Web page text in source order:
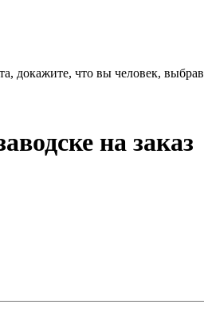
докажите, что вы человек, выбрав
на заказ